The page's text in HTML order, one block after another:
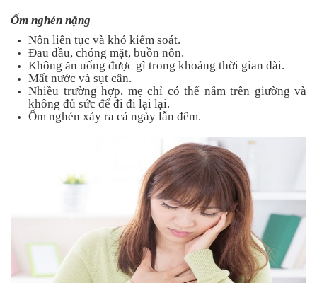
Ốm nghén nặng
Nôn liên tục và khó kiểm soát.
Đau đầu, chóng mặt, buồn nôn.
Không ăn uống được gì trong khoảng thời gian dài.
Mất nước và sụt cân.
Nhiều trường hợp, mẹ chỉ có thể nằm trên giường và
không đủ sức để đi đi lại lại.
Ốm nghén xảy ra cả ngày lẫn đêm.